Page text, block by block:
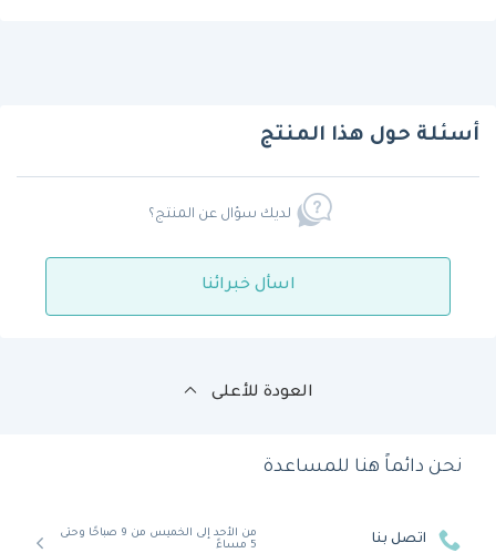
أسئلة حول هذا المنتج
لديك سؤال عن المنتج؟
اسأل خبرائنا
العودة للأعلى
نحن دائماً هنا للمساعدة
اتصل بنا
من الأحد إلى الخميس من 9 صباحًا وحتى
5 مساءً